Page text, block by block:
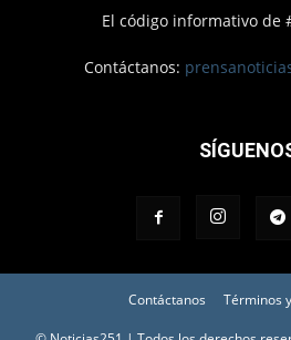
El código informativo de
Contáctanos:
Contáctanos Términos